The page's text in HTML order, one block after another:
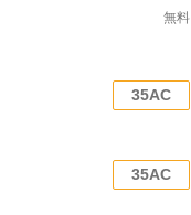
無料
35AC
35AC